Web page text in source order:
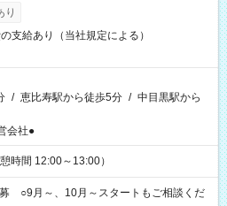
り
支給あり（当社規定による）
/ 恵比寿駅から徒歩5分 / 中目黒駅から
会社●
時間 12:00～13:00）
○9月～、10月～スタートもご相談くだ